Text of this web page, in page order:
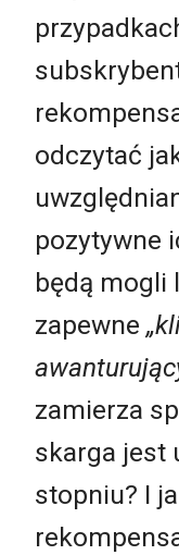
odczytać
pozytywne
będą mogli
zapewne
zamierza
skarga jest
stopniu? I